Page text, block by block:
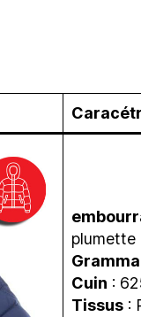
plumette
Cuin :
Tissus :